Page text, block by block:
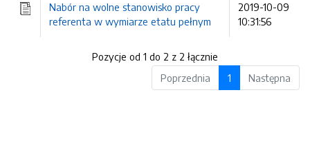
Nabór na wolne stanowisko pracy
referenta w wymiarze etatu pełnym
2019-10-09
10:31:56
Pozycje od 1 do 2 z 2 łącznie
Poprzednia
1 Następna